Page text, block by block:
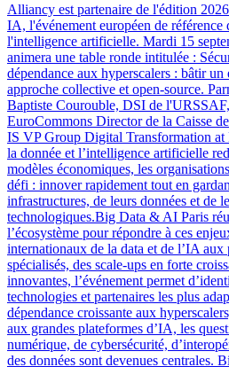
Alliancy est partenaire de l'édition
IA, l'événement européen de référence
l'intelligence artificielle. Mardi 15
animera une table ronde intitulée :
dépendance aux hyperscalers : bâtir
approche collective et open-source.
Baptiste Courouble, DSI de
EuroCommons Director de la Caisse
IS VP Group Digital Transformation at
la donnée et l’intelligence artificielle
modèles économiques, les
défi : innover rapidement tout en
infrastructures, de leurs données et de
technologiques.Big Data & AI Paris
l’écosystème pour répondre à ces
internationaux de la data et de l’IA aux
spécialisés, des scale-ups en forte
innovantes, l’événement permet
technologies et partenaires les plus
dépendance croissante aux
aux grandes plateformes d’IA, les
numérique, de cybersécurité,
des données sont devenues centrales.